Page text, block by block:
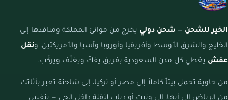
الخير للشحن — شحن دولي يخرج من موانئ المملكة ومنافذها إلى
الخليج والشرق الأوسط وأفريقيا وأوروبا وآسيا والأمريكتين، ونقل
عفش يغطي كل مدن السعودية بفريق يفكّ ويغلّف ويركّب.
من حاوية تحمل بيتاً كاملاً إلى مصر أو تركيا، إلى شاحنة تعبر بأثاثك
من الرياض إلى أبها، إلى ونيت أو دباب لنقلة داخل الحي — بنفس